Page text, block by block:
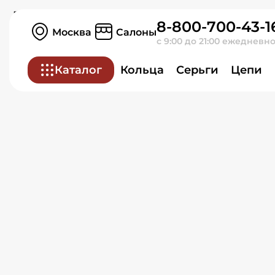
Москва Салоны8-800-700-43-
с 9:00 до 21:00
Каталог Кольца Серьги Цепи
Подвеска из белого